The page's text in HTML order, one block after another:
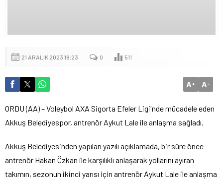
21 ARALIK 2023 18:23 0 511
A+ A-
ORDU (AA) – Voleybol AXA Sigorta Efeler Ligi'nde mücadele eden
Akkuş Belediyespor, antrenör Aykut Lale ile anlaşma sağladı.
Akkuş Belediyesinden yapılan yazılı açıklamada, bir süre önce
antrenör Hakan Özkan ile karşılıklı anlaşarak yollarını ayıran
takımın, sezonun ikinci yarısı için antrenör Aykut Lale ile anlaşma